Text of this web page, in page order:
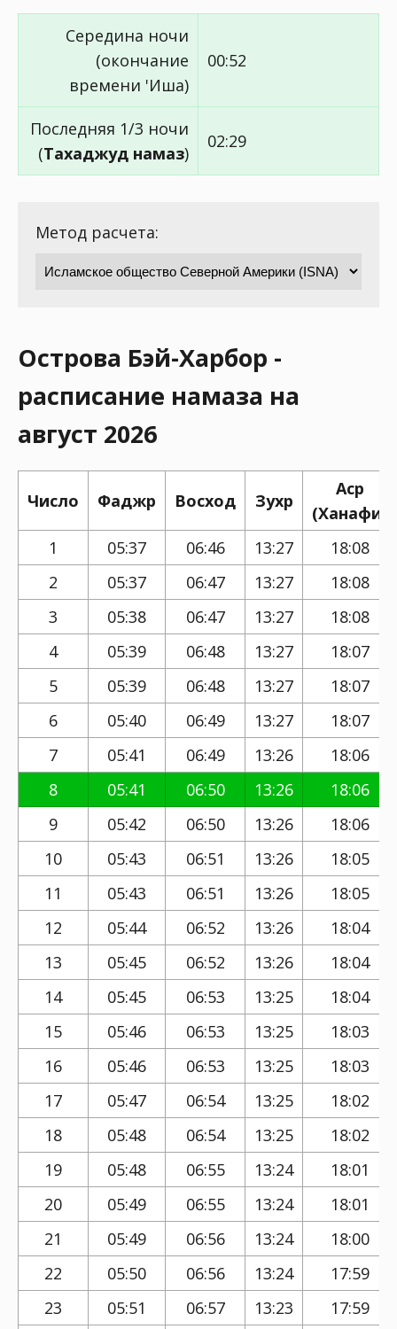
Середина ночи
(окончание
времени 'Иша)
00:52
Последняя 1/3 ночи
(Тахаджуд намаз)
02:29
Метод расчета:
Острова Бэй-Харбор -
расписание намаза на
август 2026
Число Фаджр Восход Зухр
Аср
(Ханафи)
1
05:37 06:46 13:27
18:08
2
05:37 06:47 13:27
18:08
3
05:38 06:47 13:27
18:08
4
05:39 06:48 13:27
18:07
5
05:39 06:48 13:27
18:07
6
05:40 06:49 13:27
18:07
7
05:41 06:49 13:26
18:06
8
05:41 06:50 13:26
18:06
9
05:42 06:50 13:26
18:06
10
05:43 06:51 13:26
18:05
11
05:43 06:51 13:26
18:05
12
05:44 06:52 13:26
18:04
13
05:45 06:52 13:26
18:04
14
05:45 06:53 13:25
18:04
15
05:46 06:53 13:25
18:03
16
05:46 06:53 13:25
18:03
17
05:47 06:54 13:25
18:02
18
05:48 06:54 13:25
18:02
19
05:48 06:55 13:24
18:01
20
05:49 06:55 13:24
18:01
21
05:49 06:56 13:24
18:00
22
05:50 06:56 13:24
17:59
23
05:51 06:57 13:23 17:59